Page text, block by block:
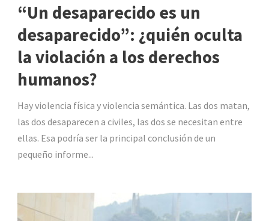
“Un desaparecido es un
desaparecido”: ¿quién oculta
la violación a los derechos
humanos?
Hay violencia física y violencia semántica. Las dos matan,
las dos desaparecen a civiles, las dos se necesitan entre
ellas. Esa podría ser la principal conclusión de un
pequeño informe...